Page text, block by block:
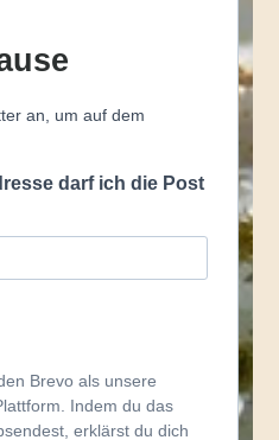
an, um auf dem
darf ich die Post
Brevo als unsere
Indem du das
erklärst du dich